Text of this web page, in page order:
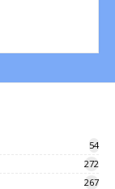
54
272
267